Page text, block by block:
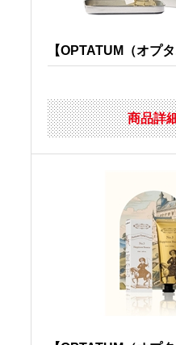
【OPTATUM（オプ
商品詳